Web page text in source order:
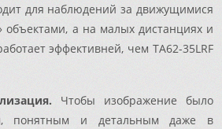
для наблюдений за движущимися
а на малых дистанциях и
эффективней, чем TA62-35LRF
Чтобы изображение было
понятным и детальным даже в